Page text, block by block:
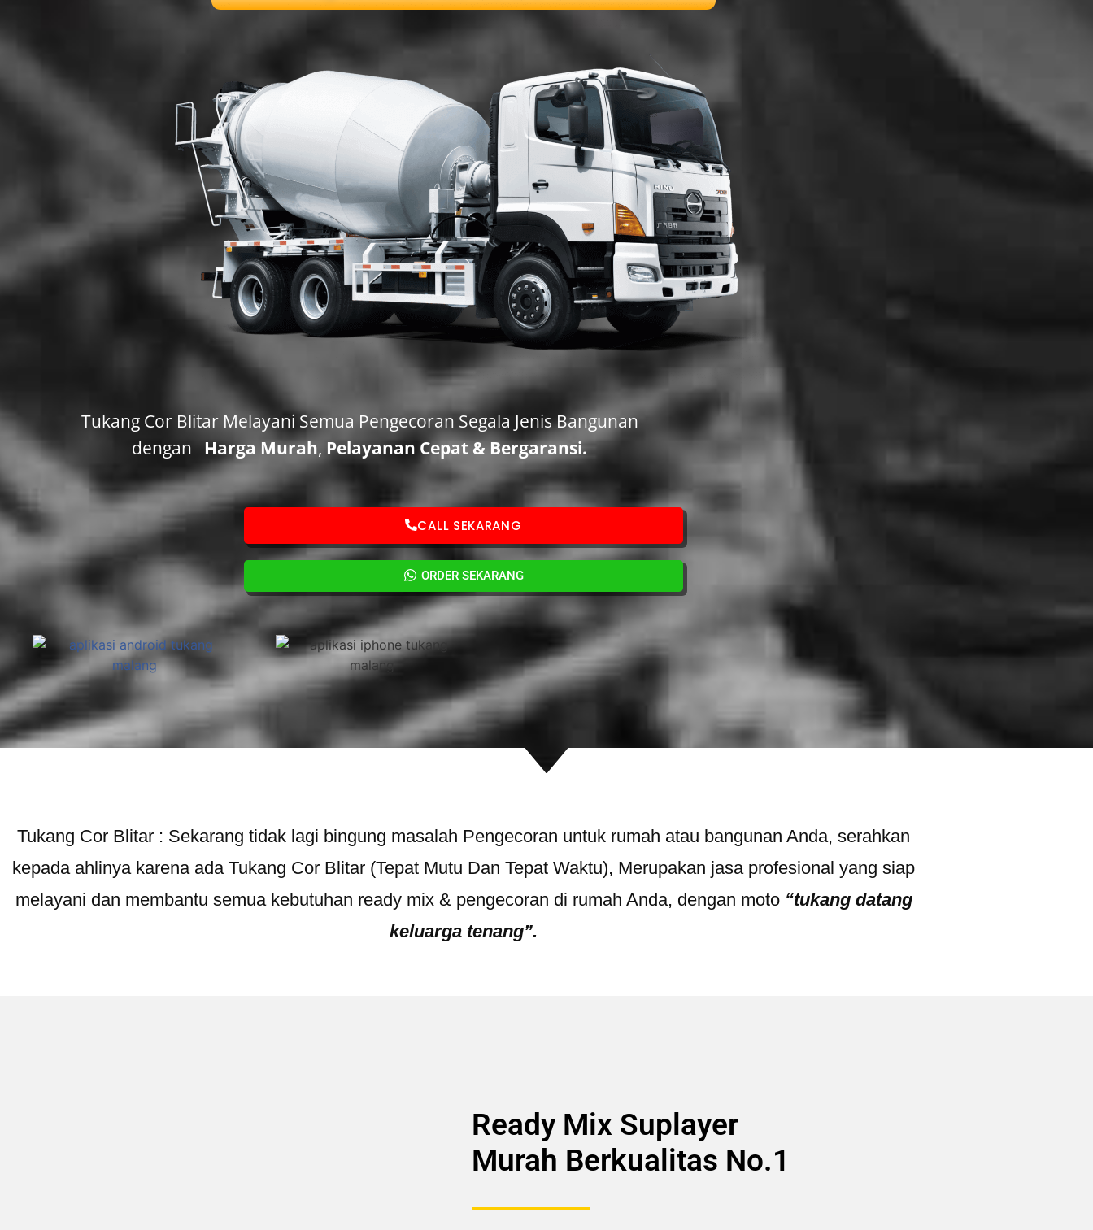
Tukang Cor Blitar Melayani Semua Pengecoran Segala Jenis Bangunan
dengan Harga Murah, Pelayanan Cepat& Bergaransi.
CALL SEKARANG
ORDER SEKARANG
Tukang Cor Blitar : Sekarang tidak lagi bingung masalah Pengecoran untuk rumah atau bangunan Anda, serahkan
kepada ahlinya karena ada Tukang Cor Blitar (Tepat Mutu Dan Tepat Waktu), Merupakan jasa profesional yang siap
melayani dan membantu semua kebutuhan ready mix & pengecoran di rumah Anda, dengan moto “tukang datang
keluarga tenang”.
Ready Mix Suplayer
Murah Berkualitas No.1